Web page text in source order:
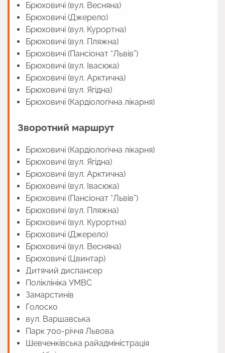
Брюховичі (вул. Весняна)
Брюховичі (Джерело)
Брюховичі (вул. Курортна)
Брюховичі (вул. Пляжна)
Брюховичі (Пансіонат “Львів”)
Брюховичі (вул. Івасюка)
Брюховичі (вул. Арктична)
Брюховичі (вул. Ягідна)
Брюховичі (Кардіологічна лікарня)
Зворотний маршрут
Брюховичі (Кардіологічна лікарня)
Брюховичі (вул. Ягідна)
Брюховичі (вул. Арктична)
Брюховичі (вул. Івасюка)
Брюховичі (Пансіонат “Львів”)
Брюховичі (вул. Пляжна)
Брюховичі (вул. Курортна)
Брюховичі (Джерело)
Брюховичі (вул. Весняна)
Брюховичі (Цвинтар)
Дитячий диспансер
Поліклініка УМВС
Замарстинів
Голоско
вул. Варшавська
Парк 700-річчя Львова
Шевченківська райадміністрація